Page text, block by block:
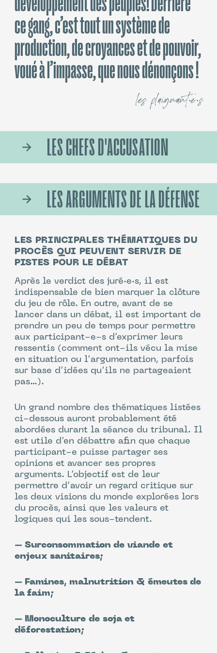
ce gang, c’est tout un système de
production, de croyances et de pouvoir,
voué à l’impasse, que nous dénonçons !
les plaignant·e·s
LES CHEFS D'ACCUSATION
– L’accaparement des terresdes
emploi;
– L’accaparement de grandes
– La création de famines chroniques
détournant massivement des calories
céréalières qui pourraient servir à
l’alimentation humaine. Il faut, en effet,
3 à 10 calories sous forme céréalière
pour produire 1 calorie sous forme de
viande;
cause de la
déforestation
nécessaire
pour cultiver les céréales essentielles à
leur croissance;
– Leréchauffement climatiqueà
cause duméthanequ’ils émettent;
– Leréchauffement climatique en
étant produits massivement à des
milliers de kilomètres des lieux de
consommation;
– Lamultiplication des cas de
cancers, de diabètes et de tolérances
hormones et OGM dont ils se nourrissent.
LES ARGUMENTS DE LA DÉFENSE
chefs d’accusation (qui restent encore
à prouver), le Gang des Viandeux
bénéficie de sérieuses circonstances
certainement de le faire acquitter
– Les pays du Sud ont un
avantage
comparatif à investir dans l’élevage
intensifgrâce à leurs grandes étendues
de terres;
–L’Europe n’a pas d’espace agricole
suffisant pour produire la viande
– L’élevage intensif et le commerce de la
viandepermettent aux pays du Sud de
développer leur économie et de se faire
une place sur le marché international;
– Le commerce international de la
viande permet aux pays du Sud, d’obtenir
les devises nécessaires au
remboursement de leur dette publique
extérieure;
– De plus en plus de
consommateur·trice·s des pays émergents
être productif pour arriver à satisfaire
cette demande
– L’usage d’hormones et d’OGM dans
l’alimentation des animaux ne présentent
consommateurs.
LES PRINCIPALES THÉMATIQUES DU
PROCÈS QUI PEUVENT SERVIR DE
PISTES
POUR LE DÉBAT
Après le verdict des juré·e·s, il est
indispensable de bien marquer la clôture
du jeu de rôle. En outre, avant de se
lancer dans un débat, il est important de
prendre un peu de temps pour permettre
aux participant-e-s d’exprimer leurs
ressentis (comment ont-ils vécu la mise
en situation ou l’argumentation, parfois
sur base d’idées qu’ils ne partageaient
pas…).
Un grand nombre des thématiques listées
ci-dessous auront probablement été
abordées durant la séance du tribunal. Il
est utile d’en débattre afin que chaque
participant-e puisse partager ses
opinions et avancer ses propres
arguments. L’objectif est de leur
permettre d’avoir un regard critique sur
les deux visions du monde explorées lors
du procès, ainsi que les valeurs et
logiques qui les sous-tendent.
– Surconsommation de viande et
enjeux sanitaires;
– Famines, malnutrition & émeutes de
la faim;
– Monoculture de soja et
déforestation;